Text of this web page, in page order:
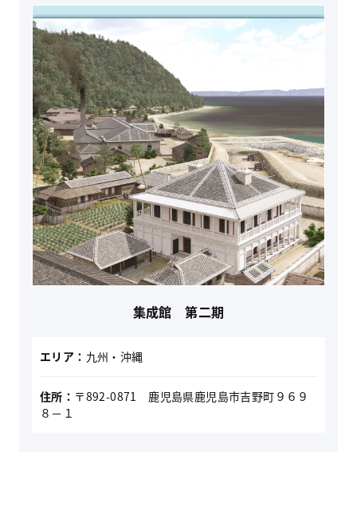
集成館 第二期
エリア： 九州・沖縄
住所： 〒892-0871 鹿児島県鹿児島市吉野町９６９
８－１